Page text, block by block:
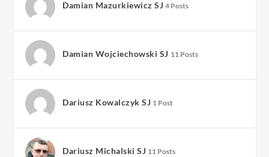
Damian Mazurkiewicz SJ 4 Posts
Damian Wojciechowski SJ 11 Posts
Dariusz Kowalczyk SJ 1 Post
Dariusz Michalski SJ 11 Posts